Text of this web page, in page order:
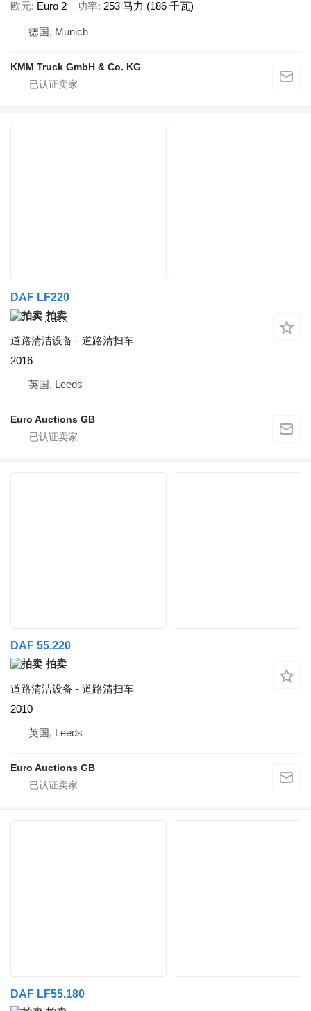
欧元 Euro 2 功率 253 马力 (186 千瓦)
德国, Munich
KMM Truck GmbH & Co. KG
DAF LF220
拍卖
道路清洁设备 - 道路清扫车
2016
英国, Leeds
Euro Auctions GB
DAF 55.220
拍卖
道路清洁设备 - 道路清扫车
2010
英国, Leeds
Euro Auctions GB
DAF LF55.180